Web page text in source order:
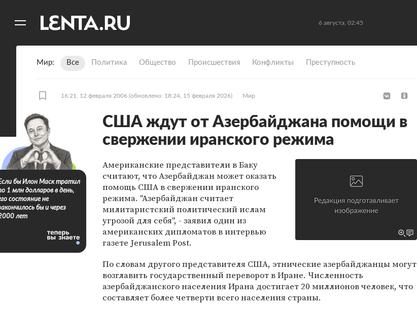
6 августа, 02:45
Мир Все Политика Общество Происшествия Конфликты Преступность
16:21, 12 февраля 2006 (обновлено: 18:24, 15 февраля 2026) Мир
США ждут от Азербайджана помощи в
свержении иранского режима
Американские представители в Баку
считают, что Азербайджан может оказать
помощь США в свержении иранского
режима. "Азербайджан считает
милитаристский политический ислам
угрозой для себя", - заявил один из
американских дипломатов в интервью
газете Jerusalem Post.
По словам другого представителя США, этнические азербайджанцы могут
возглавить государственный переворот в Иране. Численность
азербайджанского населения Ирана достигает 20 миллионов человек, что
составляет более четверти всего населения страны.
бы Илон Маск тратил
1 млн долларов в день,
состояние не
бы и через
лет